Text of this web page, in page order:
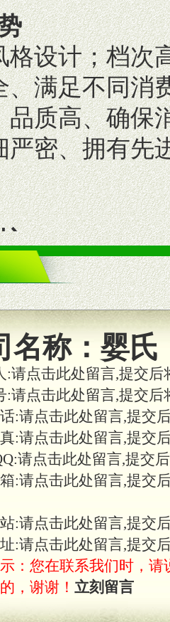
格设计；档次
、满足不同消
品质高、确保
严密、拥有先
价格；建立全
经营；建立区
体
体验及宣传彩
各大知名网站
力。
实际情况提供
名称： 婴氏
:请点击此处留言,提交
:请点击此处留言,提交
:请点击此处留言,提交
:请点击此处留言,提交
请点击此处留言,提交
:请点击此处留言,提交
:请点击此处留言,提交
:请点击此处留言,提交
：您在联系我们时，请
，谢谢！ 立刻留言